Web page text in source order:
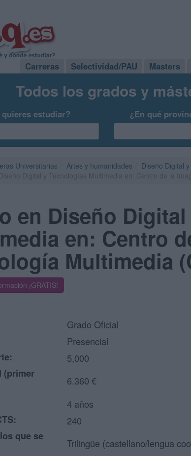
Carreras Selectividad/PAU Masters
Todos los grados y
quieres estudiar? ¿En qué
Universitarias Artes y humanidades
Diseño Digital
en Diseño
en: Centro
Multimedia
¡GRATIS!
Grado Oficial
Presencial
5,000
(primer
6.360 €
4 años
240
que se
Trilingüe (castellano/lengua